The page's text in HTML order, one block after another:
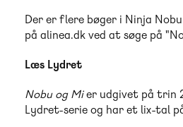
Der er flere bøger i Ninja
på alinea.dk ved at søge på
Læs Lydret
Nobu og Mier udgivet på trin
Lydret-serie og har et lix-tal